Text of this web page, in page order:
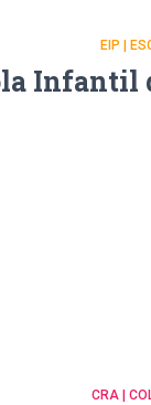
EIP |
Infantil
CRA |